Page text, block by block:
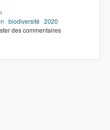
biodiversité 2020
des commentaires